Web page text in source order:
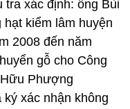
xác định: ông Bùi
kiểm lâm huyện
2008 đến năm
gỗ cho Công
Phượng
ký xác nhận không